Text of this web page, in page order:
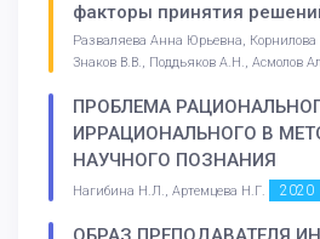
факторы принятия
Разваляева Анна Юрьевна, Корнилова
Знаков В.В., Поддьяков А.Н., Асмолов
ПРОБЛЕМА
ИРРАЦИОНАЛЬНОГО В
НАУЧНОГО ПОЗНАНИЯ
Нагибина Н.Л., Артемцева Н.Г. 2020